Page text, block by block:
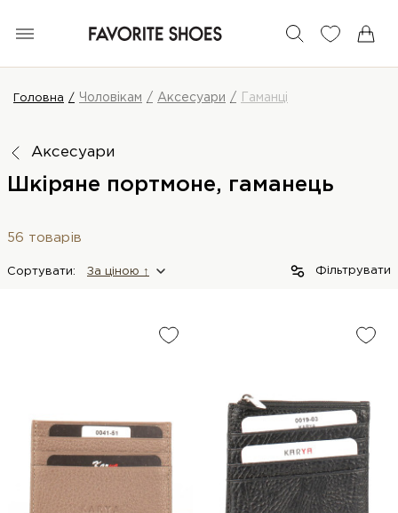
Головна Чоловікам Аксесуари Гаманці
Аксесуари
Шкіряне портмоне, гаманець
56 товарів
Сортувати: За цiною ↑ Фільтрувати